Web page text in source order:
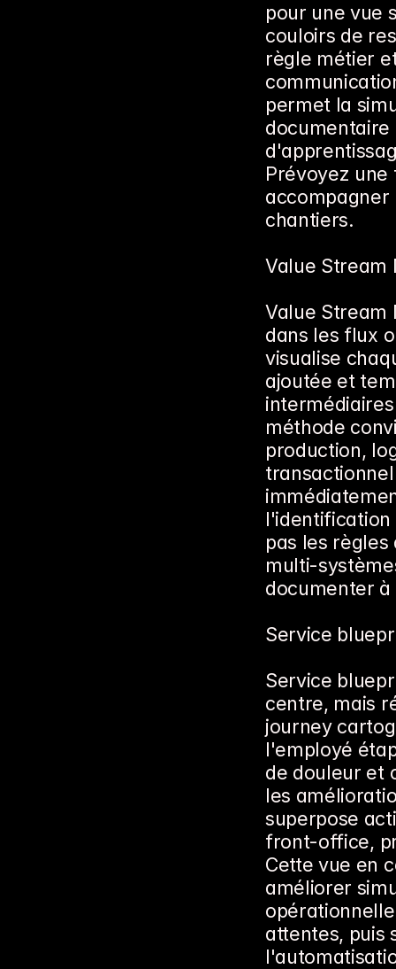
pour une vue
couloirs de
règle métier
permet la
documentaire
Prévoyez
chantiers.
Value Stream
Value Stream
dans les flux
visualise
ajoutée et
méthode
production,
l'identification
pas les
multi-
documenter
Service
Service
centre, mais
journey
l'employé
de douleur et
les
superpose
front-office,
Cette vue en
améliorer
attentes, puis